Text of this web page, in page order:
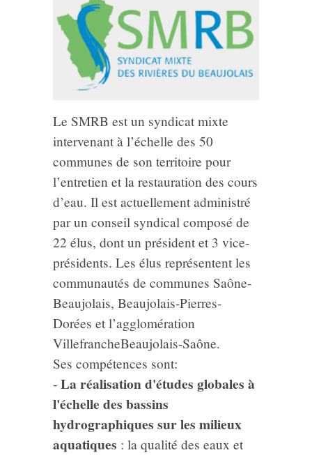
Le SMRB est un syndicat mixte
intervenant à l’échelle des 50
communes de son territoire pour
l’entretien et la restauration des cours
d’eau. Il est actuellement administré
par un conseil syndical composé de
22 élus, dont un président et 3 vice-
présidents. Les élus représentent les
communautés de communes Saône-
Beaujolais, Beaujolais-Pierres-
Dorées et l’agglomération
VillefrancheBeaujolais-Saône.
Ses compétences sont:
- La réalisation d'études globales à
l'échelle des bassins
hydrographiques sur les milieux
aquatiques : la qualité des eaux et